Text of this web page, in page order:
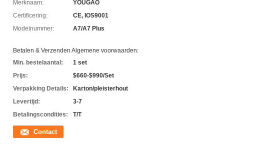
Merknaam:
YOUGAO
Certificering:
CE, IOS9001
Modelnummer:
A7/A7 Plus
Betalen & Verzenden Algemene voorwaarden:
Min. bestelaantal:
1 set
Prijs:
$660-$990/Set
Verpakking Details:
Karton/pleisterhout
Levertijd:
3-7
Betalingscondities:
T/T
Contact